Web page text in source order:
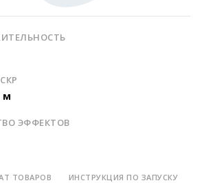
м
ЭФФЕКТОВ
ТОВАРОВ ИНСТРУКЦИЯ ПО ЗАПУСКУ